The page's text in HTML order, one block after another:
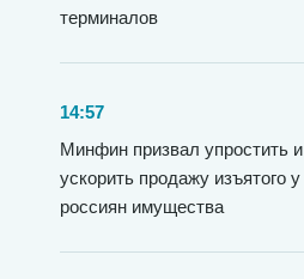
терминалов
14:57
Минфин призвал упростить и
ускорить продажу изъятого у
россиян имущества